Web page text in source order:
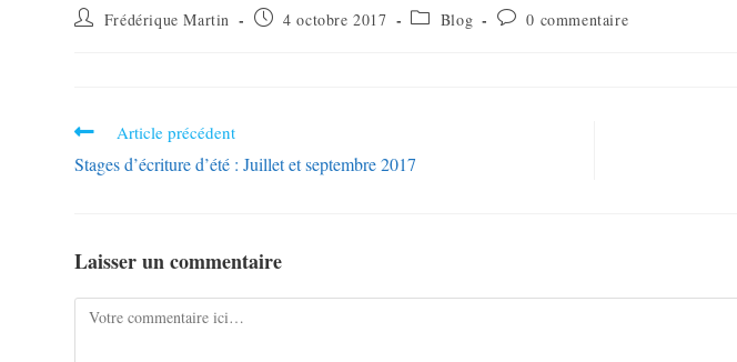
Frédérique Martin 4 octobre 2017 Blog 0 commentaire
Article précédent
Stages d’écriture d’été : Juillet et septembre 2017
Laisser un commentaire